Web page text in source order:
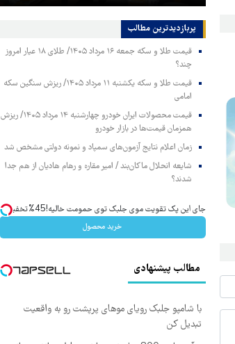
پربازدیدترین‌ مطالب
قیمت طلا و سکه جمعه ۱۶ مرداد ۱۴۰۵/ طلای ۱۸ عیار امروز
چند؟
قیمت طلا و سکه یکشنبه ۱۱ مرداد ۱۴۰۵/ ریزش سنگین سکه
امامی
قیمت محصولات ایران خودرو چهارشنبه ۱۴ مرداد ۱۴۰۵/ ریزش
همزمان قیمت‌ها در بازار خودرو
زمان اعلام نتایج آزمون‌های سمپاد و نمونه دولتی مشخص شد
شایعه انحلال ماکان‌بند / امیر مقاره و رهام هادیان از هم جدا
شدند؟
جای این پک تقویت موی جلبک توی حمومت خالیه!45%تخفیف
خرید محصول
مطالب پیشنهادی
با شامپو جلبک رویای موهای پرپشت رو به واقعیت
تبدیل کن